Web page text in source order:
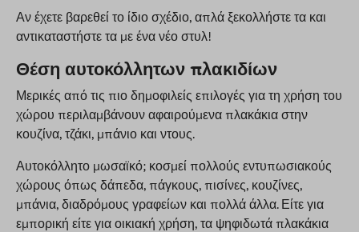
Αν έχετε βαρεθεί το ίδιο σχέδιο, απλά ξεκολλήστε τα και
αντικαταστήστε τα με ένα νέο στυλ!
Θέση αυτοκόλλητων πλακιδίων
Μερικές από τις πιο δημοφιλείς επιλογές για τη χρήση του
χώρου περιλαμβάνουν αφαιρούμενα πλακάκια στην
κουζίνα, τζάκι, μπάνιο και ντους.
Αυτοκόλλητο μωσαϊκό; κοσμεί πολλούς εντυπωσιακούς
χώρους όπως δάπεδα, πάγκους, πισίνες, κουζίνες,
μπάνια, διαδρόμους γραφείων και πολλά άλλα. Είτε για
εμπορική είτε για οικιακή χρήση, τα ψηφιδωτά πλακάκια